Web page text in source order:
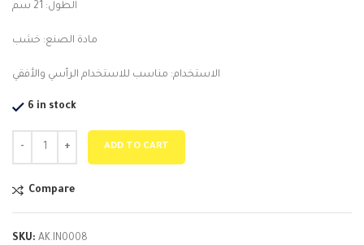
الطول: 21 سم
مادة الصنع: خشب
الاستخدام: مناسب للاستخدام الرأسي والأفقي
6 in stock
ADD TO CART
Compare
SKU: AK.IN0008